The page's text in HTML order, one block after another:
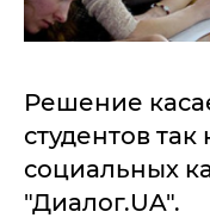
Решение
студентов
социальных
"Диалог.UA".